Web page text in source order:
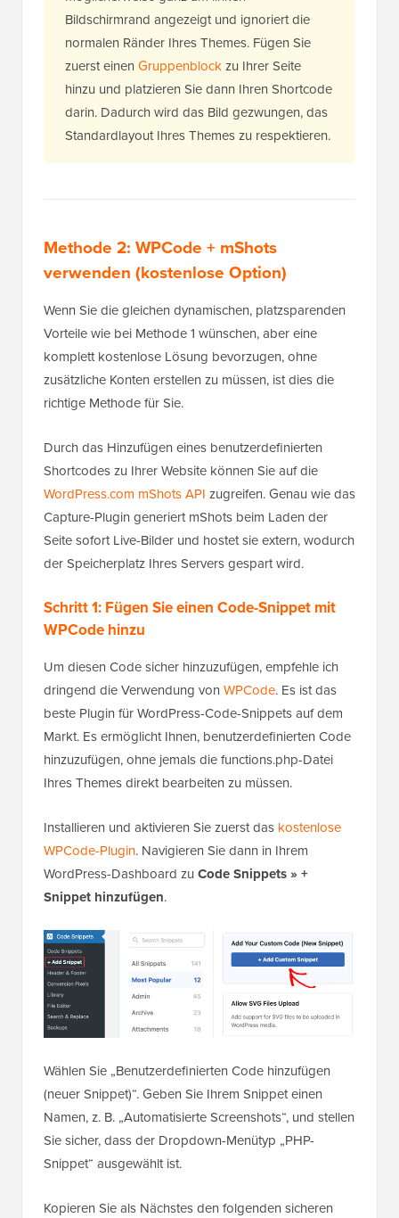
Bildschirmrand angezeigt und ignoriert die
normalen Ränder Ihres Themes. Fügen Sie
zuerst einen Gruppenblockzu Ihrer Seite
hinzu und platzieren Sie dann Ihren Shortcode
darin. Dadurch wird das Bild gezwungen, das
Standardlayout Ihres Themes zu respektieren.
Methode 2: WPCode + mShots
verwenden (kostenlose Option)
Wenn Sie die gleichen dynamischen, platzsparenden
Vorteile wie bei Methode 1 wünschen, aber eine
komplett kostenlose Lösung bevorzugen, ohne
zusätzliche Konten erstellen zu müssen, ist dies die
richtige Methode für Sie.
Durch das Hinzufügen eines benutzerdefinierten
Shortcodes zu Ihrer Website können Sie auf die
WordPress.com mShots API zugreifen. Genau wie das
Capture-Plugin generiert mShots beim Laden der
Seite sofort Live-Bilder und hostet sie extern, wodurch
der Speicherplatz Ihres Servers gespart wird.
Schritt 1: Fügen Sie einen Code-Snippet mit
WPCode hinzu
Um diesen Code sicher hinzuzufügen, empfehle ich
dringend die Verwendung von WPCode. Es ist das
beste Plugin für WordPress-Code-Snippets auf dem
Markt. Es ermöglicht Ihnen, benutzerdefinierten Code
hinzuzufügen, ohne jemals die functions.php-Datei
Ihres Themes direkt bearbeiten zu müssen.
Installieren und aktivieren Sie zuerst das kostenlose
WPCode-Plugin. Navigieren Sie dann in Ihrem
WordPress-Dashboard zu Code Snippets » +
Snippet hinzufügen.
Wählen Sie „Benutzerdefinierten Code hinzufügen
(neuer Snippet)“. Geben Sie Ihrem Snippet einen
Namen, z. B. „Automatisierte Screenshots“, und stellen
Sie sicher, dass der Dropdown-Menütyp „PHP-
Snippet“ ausgewählt ist.
Kopieren Sie als Nächstes den folgenden sicheren